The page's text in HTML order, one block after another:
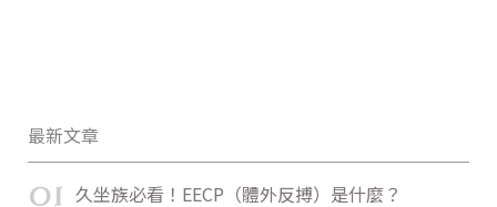
最新文章
01 久坐族必看！EECP（體外反搏）是什麼？